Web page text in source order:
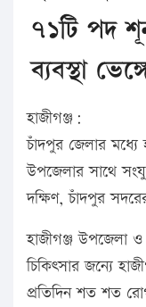
৭১টি পদ
ব্যবস্থা
হাজীগঞ্জ:
চাঁদপুর জেলার
উপজেলার সাথে
দক্ষিণ, চাঁদপুর
হাজীগঞ্জ উপজেলা ও
চিকিৎসার জন্যে
প্রতিদিন শত শত